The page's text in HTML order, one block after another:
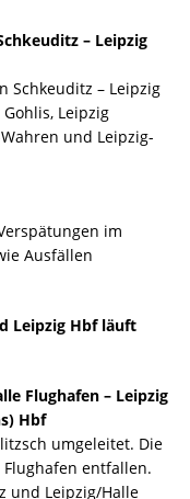
– Leipzig
Schkeuditz – Leipzig
Leipzig
und Leipzig-
im
Ausfällen
Leipzig Hbf läuft
Flughafen – Leipzig
Hbf
umgeleitet. Die
entfallen.
und Leipzig/Halle